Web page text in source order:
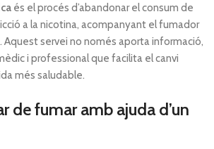
és el procés d’abandonar el consum de
a la nicotina, acompanyant el fumador
servei no només aporta informació,
i professional que facilita el canvi
més saludable.
de fumar amb ajuda d’un